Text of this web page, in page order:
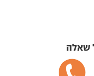
שאלה